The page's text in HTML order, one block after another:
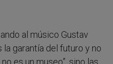
al músico Gustav
la garantía del futuro y no
es un museo”, sino las